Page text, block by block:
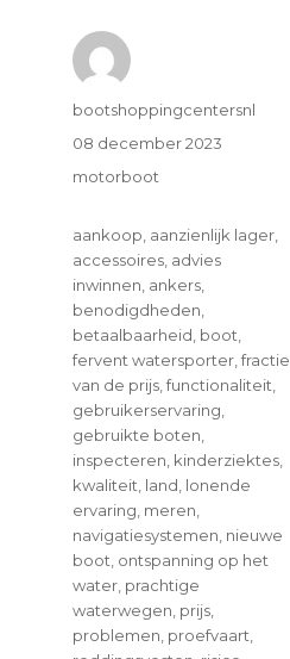
Author
bootshoppingcentersnl
Posted
08 december 2023
Categories
motorboot
Tags
aankoop aanzienlijk lager
accessoires advies
inwinnen ankers
benodigdheden
betaalbaarheid boot
fervent watersporter ,fractie
van de prijs ,functionaliteit
gebruikerservaring
gebruikte boten
inspecteren kinderziektes
kwaliteit land lonende
ervaring meren
navigatiesystemen nieuwe
boot ontspanning op het
water prachtige
waterwegen prijs
problemen proefvaart